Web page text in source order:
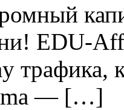
EDU-
— […]